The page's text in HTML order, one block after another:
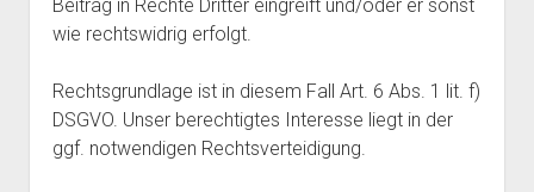
Beitrag in Rechte Dritter eingreift und/oder er sonst
wie rechtswidrig erfolgt.
Rechtsgrundlage ist in diesem Fall Art. 6 Abs. 1 lit. f)
DSGVO. Unser berechtigtes Interesse liegt in der
ggf. notwendigen Rechtsverteidigung.